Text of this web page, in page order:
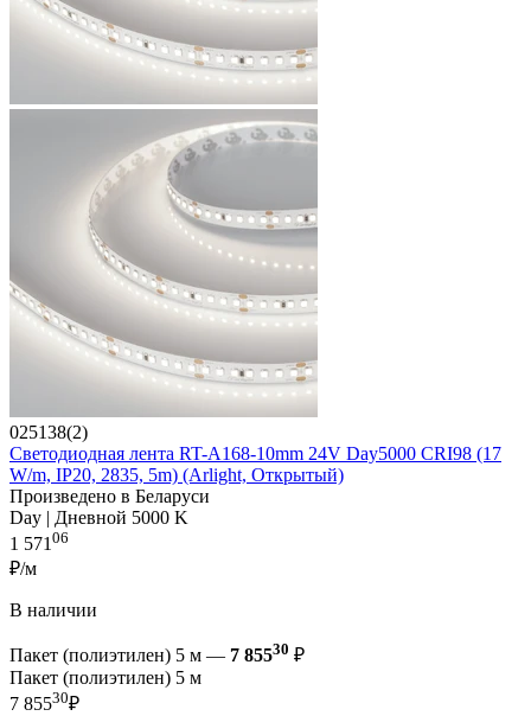
025138(2)
Светодиодная лента RT-A168-10mm 24V Day5000 CRI98 (17
W/m, IP20, 2835, 5m) (Arlight, Открытый)
Произведено в Беларуси
Day | Дневной 5000 K
1 571 06
₽/м
В наличии
Пакет (полиэтилен) 5 м — 7 85530 ₽
Пакет (полиэтилен) 5 м
7 85530₽